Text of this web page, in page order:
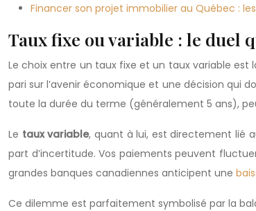
Financer son projet immobilier au Québec :
Taux fixe ou variable : le duel
Le choix entre un taux fixe et un taux variable est
pari sur l’avenir économique et une décision qui
toute la durée du terme (généralement 5 ans),
Le taux variable, quant à lui, est directement lié
part d’incertitude. Vos paiements peuvent
grandes banques canadiennes anticipent une
Ce dilemme est parfaitement symbolisé par la